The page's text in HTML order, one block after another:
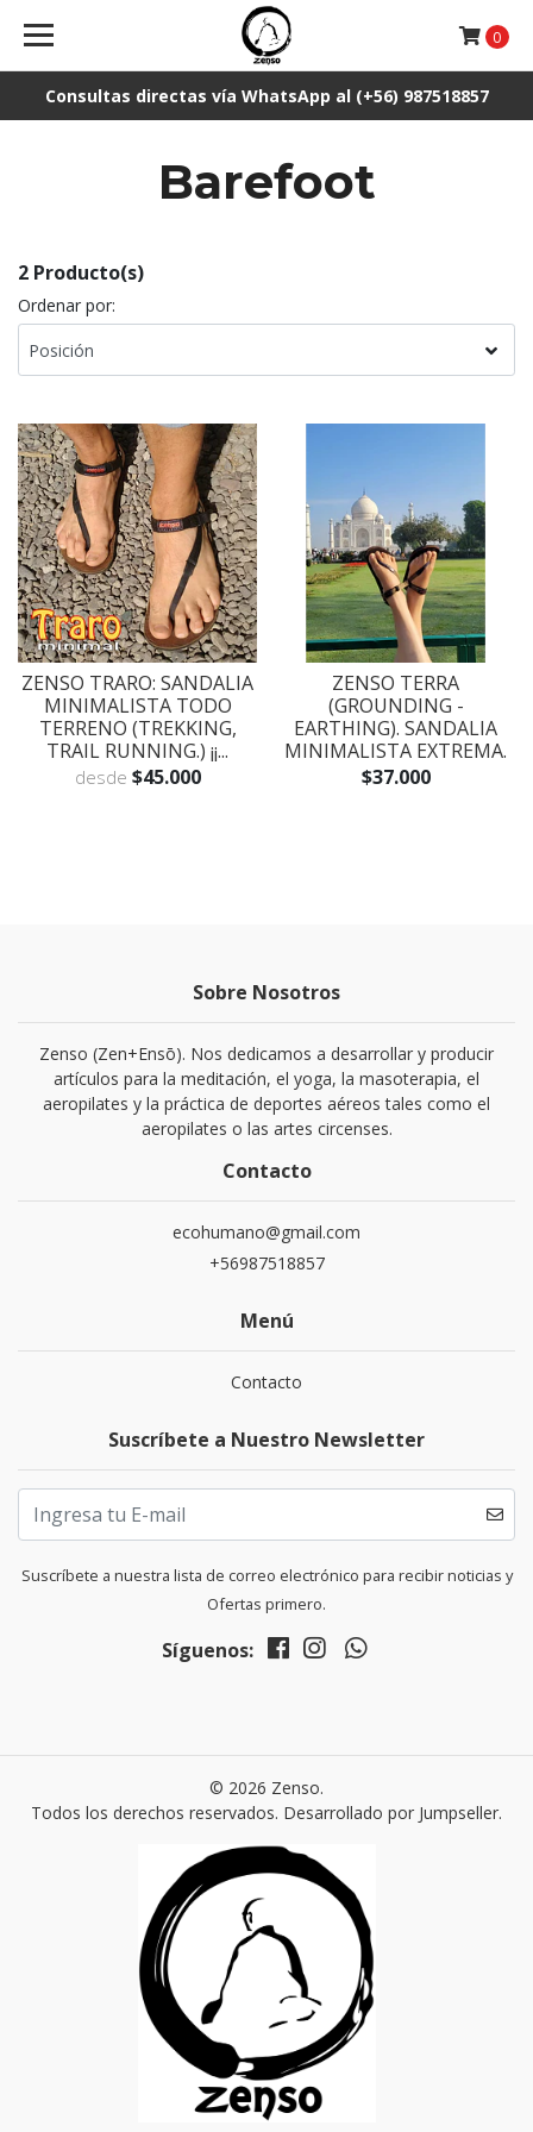
Consultas directas vía WhatsApp al (+56) 987518857
0
Barefoot
2 Producto(s)
Ordenar por:
ZENSO TRARO: SANDALIA
MINIMALISTA TODO
TERRENO (TREKKING,
TRAIL RUNNING.) ¡¡...
desde $45.000
ZENSO TERRA
(GROUNDING -
EARTHING). SANDALIA
MINIMALISTA EXTREMA.
$37.000
Sobre Nosotros
Zenso (Zen+Ensō). Nos dedicamos a desarrollar y producir
artículos para la meditación, el yoga, la masoterapia, el
aeropilates y la práctica de deportes aéreos tales como el
aeropilates o las artes circenses.
Contacto
ecohumano@gmail.com
+56987518857
Menú
Contacto
Suscríbete a Nuestro Newsletter
Suscríbete a nuestra lista de correo electrónico para recibir noticias y
Ofertas primero.
Síguenos:
© 2026 Zenso.
Todos los derechos reservados. Desarrollado por Jumpseller.